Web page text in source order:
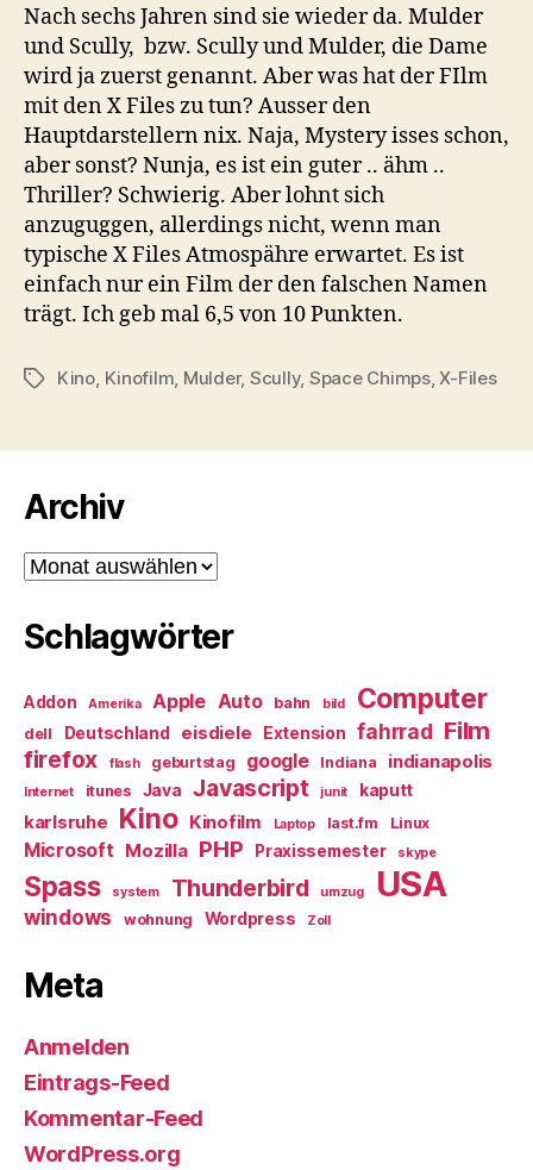
Nach sechs Jahren sind sie wieder da. Mulder
und Scully, bzw. Scully und Mulder, die Dame
wird ja zuerst genannt. Aber was hat der FIlm
mit den X Files zu tun? Ausser den
Hauptdarstellern nix. Naja, Mystery isses schon,
aber sonst? Nunja, es ist ein guter .. ähm ..
Thriller? Schwierig. Aber lohnt sich
anzuguggen, allerdings nicht, wenn man
typische X Files Atmospähre erwartet. Es ist
einfach nur ein Film der den falschen Namen
trägt. Ich geb mal 6,5 von 10 Punkten.
Schlagwörter
Kino, Kinofilm, Mulder, Scully, Space Chimps,X-Files
Archiv
Archiv
Schlagwörter
Addon Amerika Apple Auto bahn bild Computer
dell Deutschland eisdiele Extension fahrrad Film
firefox flash geburtstag google Indiana indianapolis
Internet itunes Java Javascript junit kaputt
karlsruhe Kino Kinofilm Laptop last.fm Linux
Microsoft Mozilla PHP Praxissemester skype
Spass system Thunderbird umzug USA
windows wohnung Wordpress Zoll
Meta
Anmelden
Eintrags-Feed
Kommentar-Feed
WordPress.org